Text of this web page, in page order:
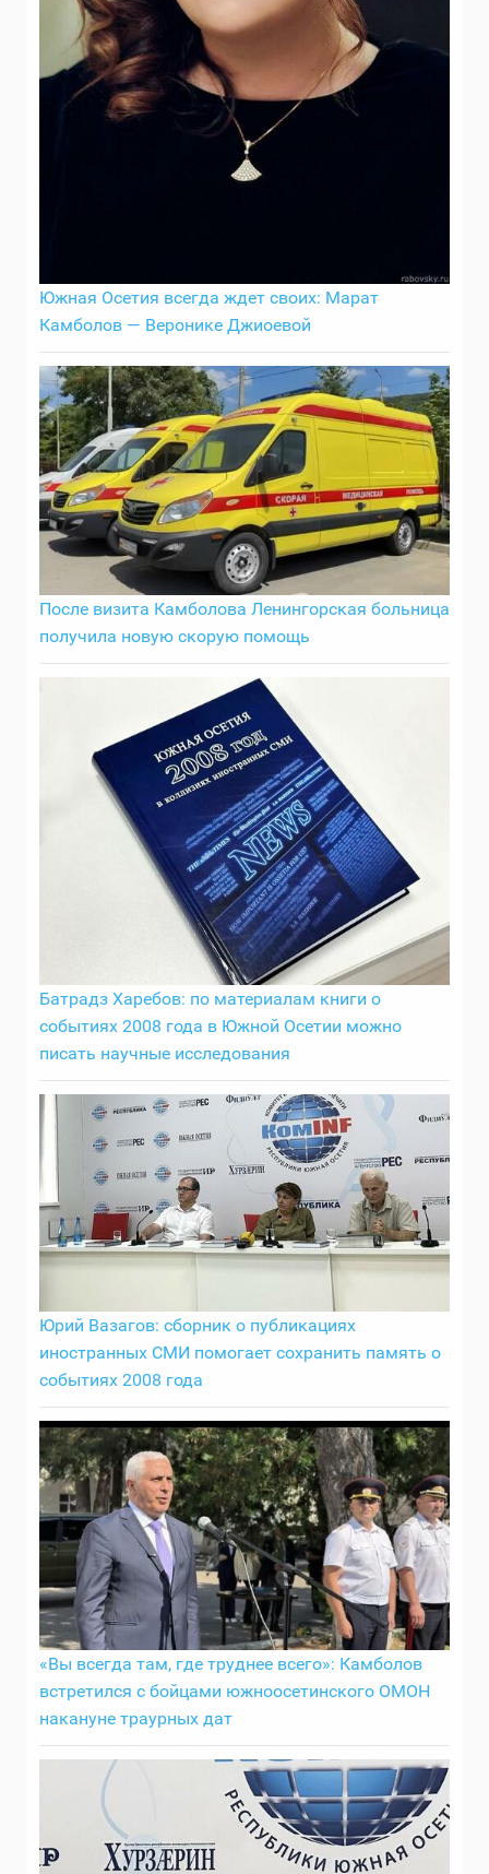
Южная Осетия всегда ждет своих: Марат
Камболов — Веронике Джиоевой
После визита Камболова Ленингорская больница
получила новую скорую помощь
Батрадз Харебов: по материалам книги о
событиях 2008 года в Южной Осетии можно
писать научные исследования
Юрий Вазагов: сборник о публикациях
иностранных СМИ помогает сохранить память о
событиях 2008 года
«Вы всегда там, где труднее всего»: Камболов
встретился с бойцами южноосетинского ОМОН
накануне траурных дат